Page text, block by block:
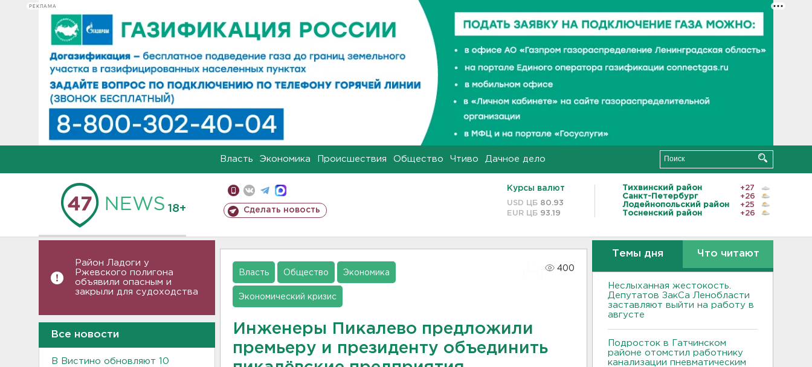
РЕКЛАМА
Власть Экономика Происшествия Общество Чтиво Дачное дело
18+ Сделать новость
Курсы валют
USD ЦБ 80.93
EUR ЦБ 93.19
Тихвинский район
+27
Санкт-Петербург
+26
Лодейнопольский район
+25
Тосненский район
+26
Район Ладоги у
Ржевского полигона
объявили опасным и
закрыли для судоходства
Все новости
В Вистино обновляют 10
Власть Общество Экономика
Экономический кризис
400
Инженеры Пикалево предложили
премьеру и президенту объединить
Темы дня Что читают
Неслыханная жестокость.
Депутатов ЗакСа Ленобласти
заставляют выйти на работу в
августе
Подросток в Гатчинском
районе отомстил работнику
канализации пневматическим